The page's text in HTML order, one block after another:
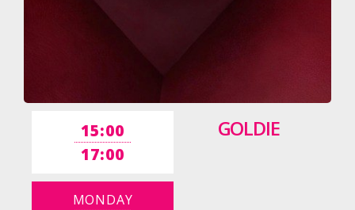
15:00
17:00
MONDAY
GOLDIE